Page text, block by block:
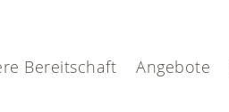
Bereitschaft Angebote